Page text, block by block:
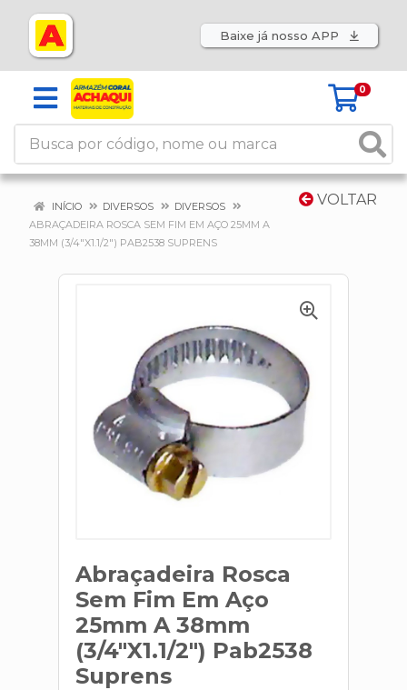
Baixe já nosso APP
0
VOLTAR
INÍCIO DIVERSOS
DIVERSOS
ABRAÇADEIRA ROSCA SEM FIM EM AÇO 25MM A
38MM (3/4"X1.1/2") PAB2538 SUPRENS
Abraçadeira Rosca
Sem Fim Em Aço
25mm A 38mm
(3/4"X1.1/2") Pab2538
Suprens